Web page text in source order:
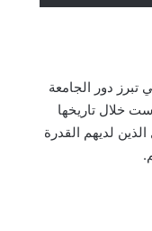
تبرز دور الجامعة
خلال تاريخها
الذين لديهم القدرة